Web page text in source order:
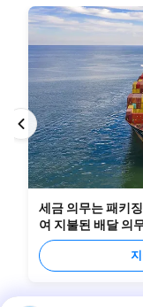
세금 의무는 패키
여 지불된 배달 의